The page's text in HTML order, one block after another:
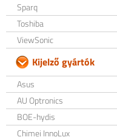
Sparq
Toshiba
ViewSonic
Kijelző gyártók
Asus
AU Optronics
BOE-hydis
Chimei InnoLux